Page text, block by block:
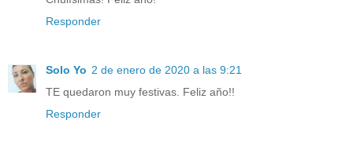
Responder
Solo Yo 2 de enero de 2020 a las 9:21
TE quedaron muy festivas. Feliz año!!
Responder